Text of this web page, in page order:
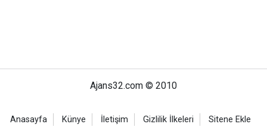
Ajans32.com © 2010
Anasayfa Künye İletişim Gizlilik İlkeleri Sitene Ekle